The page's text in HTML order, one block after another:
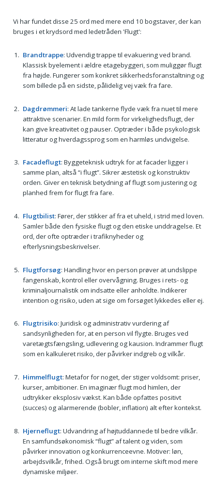
Vi har fundet disse 25 ord med mere end 10 bogstaver, der kan
bruges i et krydsord med ledetråden 'Flugt':
Brandtrappe: Udvendig trappe til evakuering ved brand.
Klassisk byelement i ældre etagebyggeri, som muliggør flugt
fra højde. Fungerer som konkret sikkerhedsforanstaltning og
som billede på en sidste, pålidelig vej væk fra fare.
Dagdrømmeri: At lade tankerne flyde væk fra nuet til mere
attraktive scenarier. En mild form for virkelighedsflugt, der
kan give kreativitet og pauser. Optræder i både psykologisk
litteratur og hverdagssprog som en harmløs undvigelse.
Facadeflugt: Byggeteknisk udtryk for at facader ligger i
samme plan, altså “i flugt”. Sikrer æstetisk og konstruktiv
orden. Giver en teknisk betydning af flugt som justering og
planhed frem for flugt fra fare.
Flugtbilist: Fører, der stikker af fra et uheld, i strid med loven.
Samler både den fysiske flugt og den etiske unddragelse. Et
ord, der ofte optræder i trafiknyheder og
efterlysningsbeskrivelser.
Flugtforsøg: Handling hvor en person prøver at undslippe
fangenskab, kontrol eller overvågning. Bruges i rets- og
kriminaljournalistik om indsatte eller anholdte. Indikerer
intention og risiko, uden at sige om forsøget lykkedes eller ej.
Flugtrisiko: Juridisk og administrativ vurdering af
sandsynligheden for, at en person vil flygte. Bruges ved
varetægtsfængsling, udlevering og kausion. Indrammer flugt
som en kalkuleret risiko, der påvirker indgreb og vilkår.
Himmelflugt: Metafor for noget, der stiger voldsomt: priser,
kurser, ambitioner. En imaginær flugt mod himlen, der
udtrykker eksplosiv vækst. Kan både opfattes positivt
(succes) og alarmerende (bobler, inflation) alt efter kontekst.
Hjerneflugt: Udvandring af højtuddannede til bedre vilkår.
En samfundsøkonomisk “flugt” af talent og viden, som
påvirker innovation og konkurrenceevne. Motiver: løn,
arbejdsvilkår, frihed. Også brugt om interne skift mod mere
dynamiske miljøer.